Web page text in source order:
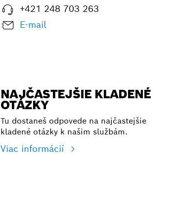
+421 248 703 263
E-mail
NAJČASTEJŠIE KLADENÉ
OTÁZKY
Tu dostaneš odpovede na najčastejšie
kladené otázky k našim službám.
Viac informácií